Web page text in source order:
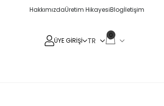
HakkımızdaÜretim HikayesiBlogİletişim
ÜYE GIRIŞI
0